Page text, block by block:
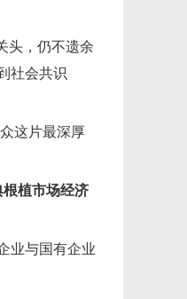
头，仍不遗余
社会共识
这片最深厚
植市场经济
业与国有企业